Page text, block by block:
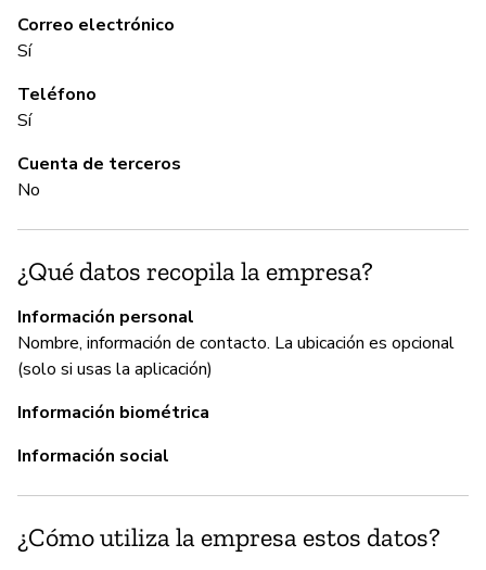
Correo electrónico
Sí
Teléfono
Sí
Cuenta de terceros
No
¿Qué datos recopila la empresa?
Información personal
Nombre, información de contacto. La ubicación es opcional
(solo si usas la aplicación)
Información biométrica
Información social
¿Cómo utiliza la empresa estos datos?